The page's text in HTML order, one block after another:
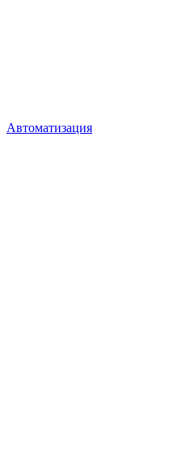
Автоматизация